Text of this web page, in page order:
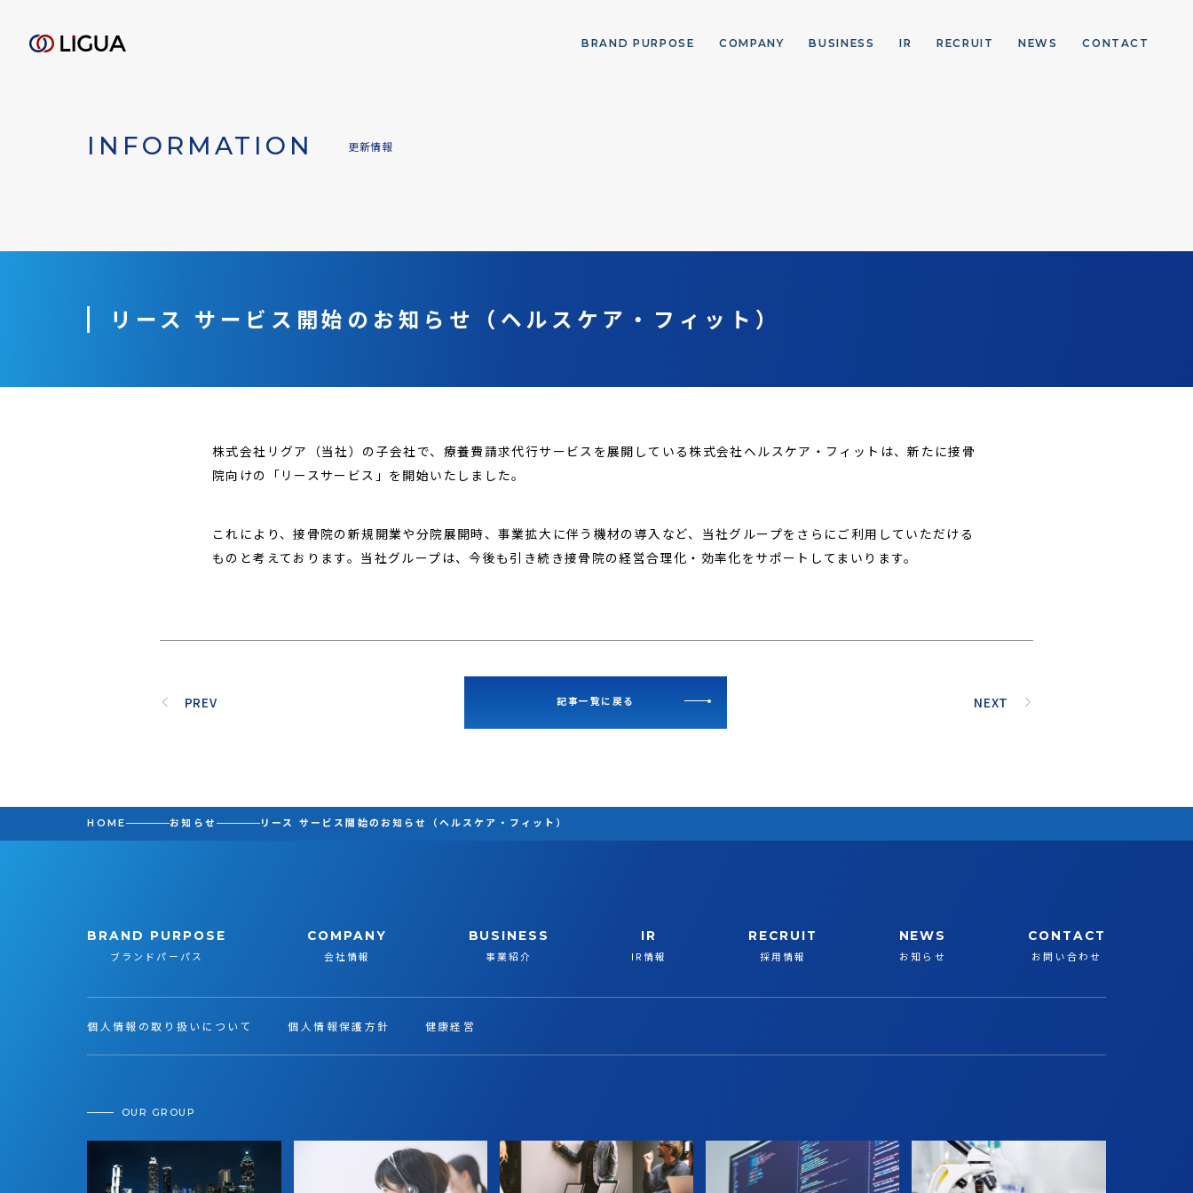
BRAND PURPOSE COMPANY BUSINESS IR RECRUIT NEWS CONTACT
INFORMATION 更新情報
リース サービス開始の お知らせ（ヘルスケア・フィット）
株式会社リグア（当社）の子会社で、療養費請求代行サービスを展開している株式会社ヘルスケア・フィットは、新たに接骨
院向けの「リースサービス」を開始いたしました。
これにより、接骨院の新規開業や分院展開時、事業拡大に伴う機材の導入など、当社グループをさらにご利用していただける
ものと考えております。当社グループは、今後も引き続き接骨院の経営合理化・効率化をサポートしてまいります。
PREV 記事一覧に戻る NEXT
HOME お知らせ リース サービス開始のお知らせ（ヘルスケア・フィット）
BRAND PURPOSE
ブランドパーパス
COMPANY
会社情報
BUSINESS
事業紹介
IR
IR情報
RECRUIT
採用情報
NEWS
お知らせ
CONTACT
お問い合わせ
個人情報の取り扱いについて 個人情報保護方針 健康経営
OUR GROUP